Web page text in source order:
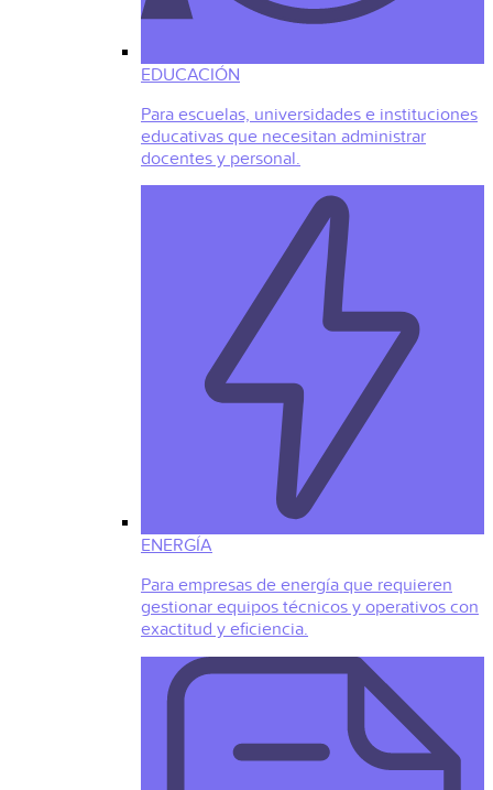
EDUCACIÓN
Para escuelas, universidades e instituciones
educativas que necesitan administrar
docentes y personal.
ENERGÍA
Para empresas de energía que requieren
gestionar equipos técnicos y operativos con
exactitud y eficiencia.